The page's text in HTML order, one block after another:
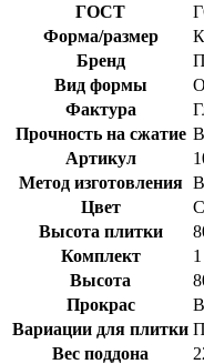
ГОСТ
Форма/размер
Бренд
Вид формы
Фактура
Прочность на сжатие
Артикул
Метод изготовления
Цвет
Высота плитки
Комплект
Высота
Прокрас
Вариации для плитки
Вес поддона